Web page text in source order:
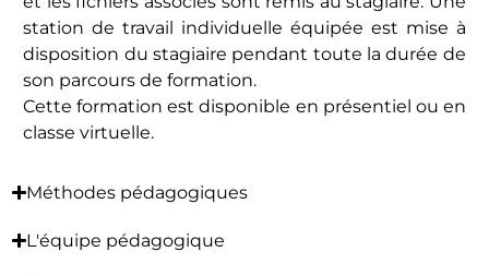
station de travail individuelle équipée est mise à
disposition du stagiaire pendant toute la durée de
son parcours de formation.
Cette formation est disponible en présentiel ou en
classe virtuelle.
Méthodes pédagogiques
L'équipe pédagogique